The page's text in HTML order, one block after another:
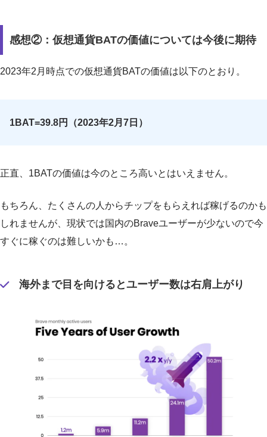
感想②：仮想通貨BATの価値については今後に期待
2023年2月時点での仮想通貨BATの価値は以下のとおり。
1BAT=39.8円（2023年2月7日）
正直、1BATの価値は今のところ高いとはいえません。
もちろん、たくさんの人からチップをもらえれば稼げるのかも
しれませんが、現状では国内のBraveユーザーが少ないので今
すぐに稼ぐのは難しいかも…。
海外まで目を向けるとユーザー数は右肩上がり